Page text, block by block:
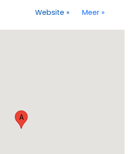
Website » Meer »
A